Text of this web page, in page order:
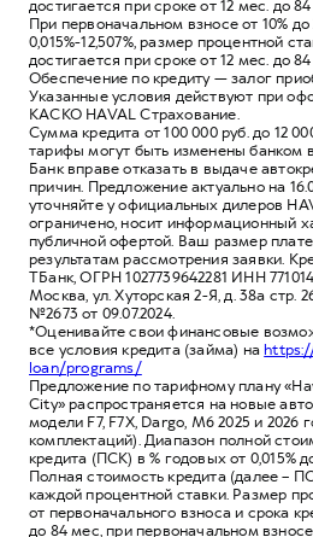
достигается при сроке от 12 мес. до
При первоначальном взносе от 10%
0,015%-12,507%, размер процентной
достигается при сроке от 12 мес. до
Обеспечение по кредиту — залог
Указанные условия действуют при
КАСКО HAVAL Страхование.
Сумма кредита от 100 000 руб. до 12
тарифы могут быть изменены банком
Банк вправе отказать в выдаче
причин. Предложение актуально на
уточняйте у официальных дилеров
ограничено, носит информационный
публичной офертой. Ваш размер
результатам рассмотрения заявки.
ТБанк, ОГРН 1027739642281 ИНН
Москва, ул. Хуторская 2-Я, д. 38а стр.
№2673 от 09.07.2024.
*Оценивайте свои финансовые
все условия кредита (займа) на
loan/programs/
Предложение по тарифному плану
City» распространяется на новые
модели F7, F7X, Dargo, M6 2025 и 2026
комплектаций). Диапазон полной
кредита (ПСК) в % годовых от 0,015%
Полная стоимость кредита (далее –
каждой процентной ставки. Размер
от первоначального взноса и срока
до 84 мес, при первоначальном взносе